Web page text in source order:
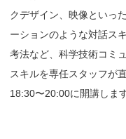
クデザイン、映像といっ
ーションのような対話ス
考法など、科学技術コミ
スキルを専任スタッフが
18:30〜20:00に開講します